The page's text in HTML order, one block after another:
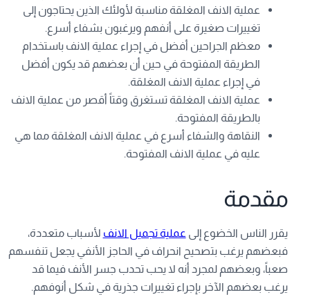
عملية الانف المغلقة مناسبة لأولئك الذين يحتاجون إلى
تغييرات صغيرة على أنفهم ويرغبون بشفاء أسرع.
معظم الجراحين أفضل في إجراء عملية الانف باستخدام
الطريقة المفتوحة في حين أن بعضهم قد يكون أفضل
في إجراء عملية الانف المغلقة.
عملية الانف المغلقة تستغرق وقتاً أقصر من عملية الانف
بالطريقة المفتوحة.
النقاهة والشفاء أسرع في عملية الانف المغلقة مما هي
عليه في عملية الانف المفتوحة.
مقدمة
يقرر الناس الخضوع إلى عملية تجميل الانف لأسباب متعددة،
فبعضهم يرغب بتصحيح انحراف في الحاجز الأنفي يجعل تنفسهم
صعباً، وبعضهم لمجرد أنه لا يحب تحدب جسر الأنف فيما قد
يرغب بعضهم الآخر بإجراء تغييرات جذرية في شكل أنوفهم.